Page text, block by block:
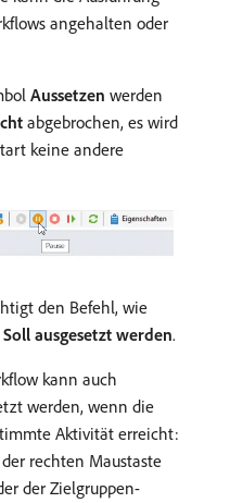
angehalten oder
Aussetzen werden
abgebrochen, es wird
keine andere
den Befehl, wie
Soll ausgesetzt werden.
kann auch
werden, wenn die
Aktivität erreicht:
rechten Maustaste
der Zielgruppen-